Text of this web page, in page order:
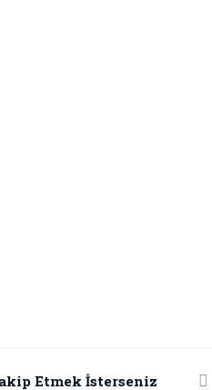
Etmek İsterseniz